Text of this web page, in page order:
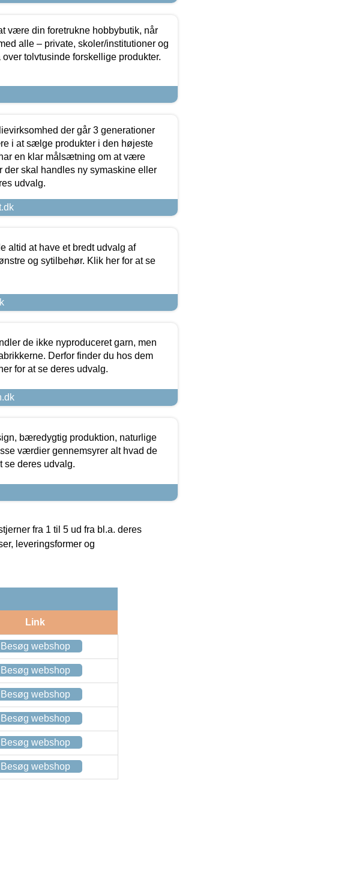
være din foretrukne hobbybutik, når
alle – private, skoler/institutioner og
tolvtusinde forskellige produkter.
der går 3 generationer
i at sælge produkter i den højeste
en klar målsætning om at være
der skal handles ny symaskine eller
udvalg.
altid at have et bredt udvalg af
og sytilbehør. Klik her for at se
de ikke nyproduceret garn, men
Derfor finder du hos dem
for at se deres udvalg.
bæredygtig produktion, naturlige
værdier gennemsyrer alt hvad de
se deres udvalg.
fra 1 til 5 ud fra bl.a. deres
leveringsformer og
Link
Besøg webshop
Besøg webshop
Besøg webshop
Besøg webshop
Besøg webshop
Besøg webshop